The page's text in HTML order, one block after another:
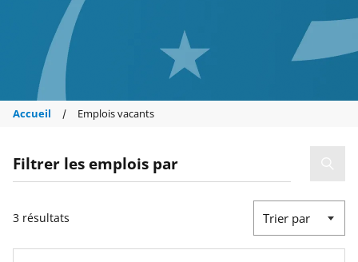
Accueil Emplois vacants
Filtrer les emplois par
3 résultats Trier par